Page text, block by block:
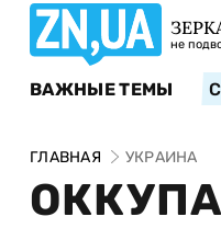
не
ВАЖНЫЕ ТЕМЫ
ГЛАВНАЯ УКРАИНА